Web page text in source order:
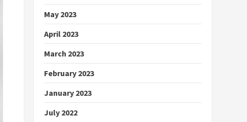
May 2023
April 2023
March 2023
February 2023
January 2023
July 2022